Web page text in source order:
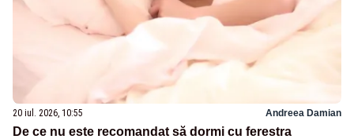
20 iul. 2026, 10:55 Andreea Damian
De ce nu este recomandat să dormi cu ferestra